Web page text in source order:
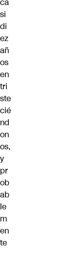
si
di
ez
añ
os
en
tri
ste
cié
nd
on
os,
y
pr
ob
ab
le
m
en
te